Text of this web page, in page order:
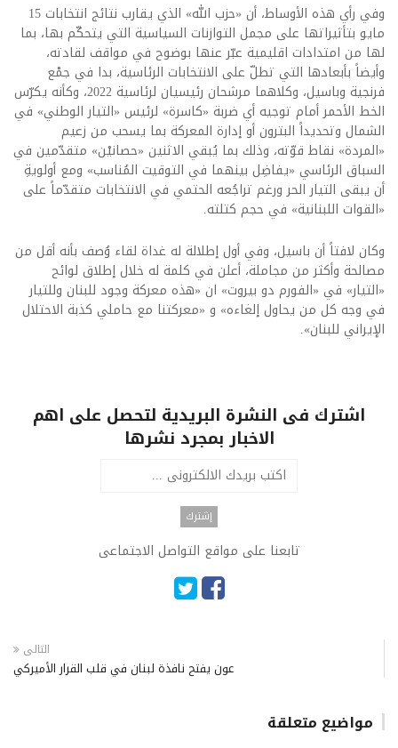
وفي رأي هذه الأوساط، أن «حزب الله» الذي يقارب نتائج انتخابات 15
مايو بتأثيراتها على مجمل التوازنات السياسية التي يتحكّم بها، بما
لها من امتدادات اقليمية عبّر عنها بوضوح في مواقف لقادته،
وأيضاً بأبعادها التي تطلّ على الانتخابات الرئاسية، بدا في جمْع
فرنجية وباسيل، وكلاهما مرشحان رئيسيان لرئاسية 2022، وكأنه يكرّس
الخط الأحمر أمام توجيه أي ضربة «كاسرة» لرئيس «التيار الوطني» في
الشمال وتحديداً البترون أو إدارة المعركة بما يسحب من زعيم
«المردة» نقاط قوّته، وذلك بما يُبقي الاثنين «حصانيْن» متقدّمين في
السباق الرئاسي «يفاضِل بينهما في التوقيت المُناسب» ومع أولويةِ
أن يبقى التيار الحر ورغم تراجُعه الحتمي في الانتخابات متقدّماً على
«القوات اللبنانية» في حجم كتلته.
وكان لافتاً أن باسيل، وفي أول إطلالة له غداة لقاء وُصف بأنه أقل من
مصالحة وأكثر من مجاملة، أعلن في كلمة له خلال إطلاق لوائح
«التيار» في «الفورم دو بيروت» ان «هذه معركة وجود للبنان وللتيار
في وجه كل من يحاول إلغاءه» و «معركتنا مع حاملي كذبة الاحتلال
الإيراني للبنان».
اشترك فى النشرة البريدية لتحصل على اهم
الاخبار بمجرد نشرها
تابعنا على مواقع التواصل الاجتماعى
التالى
عون يفتح نافذة لبنان في قلب القرار الأميركي
مواضيع متعلقة